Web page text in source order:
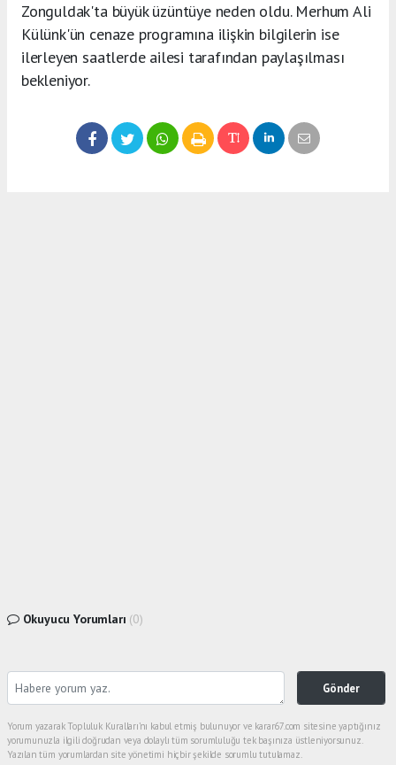
Zonguldak'ta büyük üzüntüye neden oldu. Merhum Ali
Külünk'ün cenaze programına ilişkin bilgilerin ise
ilerleyen saatlerde ailesi tarafından paylaşılması
bekleniyor.
Okuyucu Yorumları (0)
Gönder
Yorum yazarak Topluluk Kuralları’nı kabul etmiş bulunuyor ve karar67.com sitesine yaptığınız
yorumunuzla ilgili doğrudan veya dolaylı tüm sorumluluğu tek başınıza üstleniyorsunuz.
Yazılan tüm yorumlardan site yönetimi hiçbir şekilde sorumlu tutulamaz.